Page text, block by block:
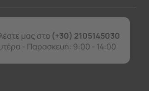
μας στο (+30) 2105145030
- Παρασκευή: 9:00 - 14:00